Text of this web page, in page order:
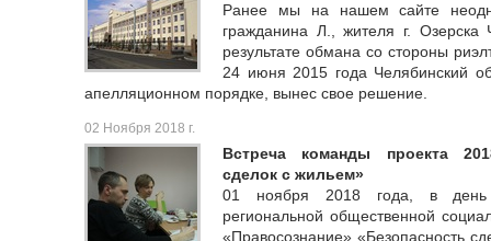
Ранее мы на нашем сайте
гражданина Л., жителя г. Озерска
результате обмана со стороны
24 июня 2015 года Челябинский
апелляционном порядке, вынес свое решение.
02 Ноября 2018 г.
Встреча команды проекта
сделок с жильем»
01 ноября 2018 года, в день
региональной общественной
«Правосознание» «Безопасность